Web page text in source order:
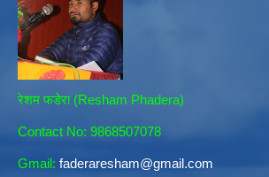
रेशम फडेरा (Resham Phadera)
Contact No: 9868507078
Gmail: faderaresham@gmail.com